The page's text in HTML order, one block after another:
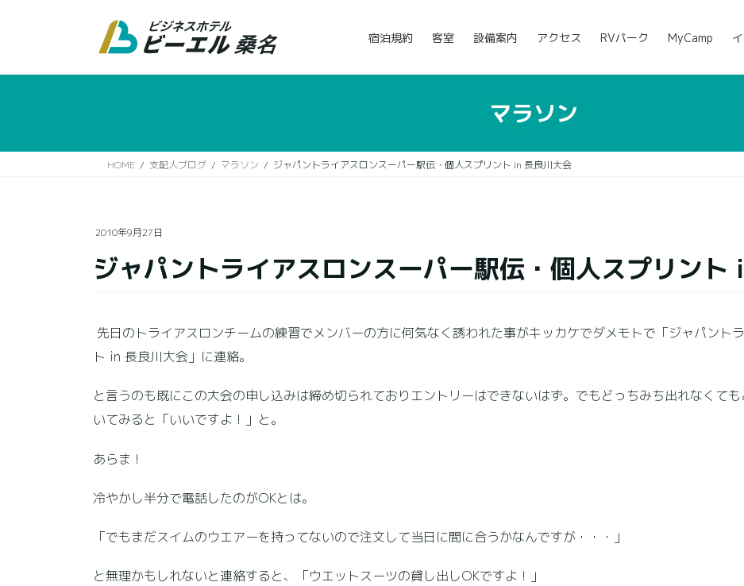
宿泊規約 客室 設備案内 アクセス RVパーク MyCamp
マラソン
HOME 支配人ブログ マラソン ジャパントライアスロンスーパー駅伝・個人スプリント in 長良川大会
2010年9月27日
ジャパントライアスロンスーパー駅伝・個人スプリント
先日のトライアスロンチームの練習でメンバーの方に何気なく誘われた事がキッカケでダメモトで「ジャパント
ト in 長良川大会」に連絡。
と言うのも既にこの大会の申し込みは締め切られておりエントリーはできないはず。でもどっちみち出れなくて
いてみると「いいですよ！」と。
あらま！
冷やかし半分で電話したのがOKとは。
「でもまだスイムのウエアーを持ってないので注文して当日に間に合うかなんですが・・・」
と無理かもしれないと連絡すると、「ウエットスーツの貸し出しOKですよ！」